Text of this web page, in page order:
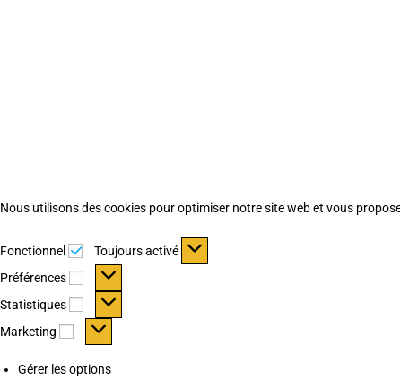
Nous utilisons des cookies pour optimiser notre site web et vous
Fonctionnel Fonctionnel
Toujours activé
Préférences
Préférences
Statistiques Statistiques
Marketing Marketing
Gérer les options